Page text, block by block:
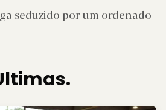
seduzido por um ordenado